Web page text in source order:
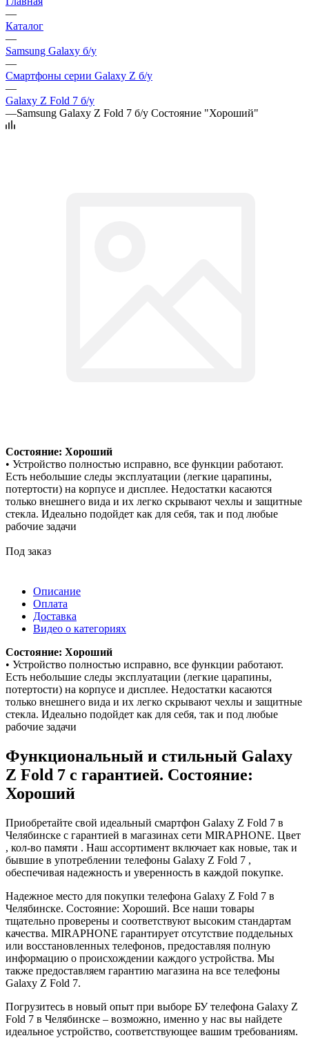
—
Каталог
—
Samsung Galaxy б/у
—
Смартфоны серии Galaxy Z б/у
—
Galaxy Z Fold 7 б/у
—Samsung Galaxy Z Fold 7 б/у Состояние "Хороший"
Состояние: Хороший
• Устройство полностью исправно, все функции работают.
Есть небольшие следы эксплуатации (легкие царапины,
потертости) на корпусе и дисплее. Недостатки касаются
только внешнего вида и их легко скрывают чехлы и защитные
стекла. Идеально подойдет как для себя, так и под любые
рабочие задачи
Под заказ
Описание
Оплата
Доставка
Видео о категориях
Состояние: Хороший
• Устройство полностью исправно, все функции работают.
Есть небольшие следы эксплуатации (легкие царапины,
потертости) на корпусе и дисплее. Недостатки касаются
только внешнего вида и их легко скрывают чехлы и защитные
стекла. Идеально подойдет как для себя, так и под любые
рабочие задачи
Функциональный и стильный Galaxy
Z Fold 7 с гарантией. Состояние:
Хороший
Приобретайте свой идеальный смартфон Galaxy Z Fold 7 в
Челябинске с гарантией в магазинах сети MIRAPHONE. Цвет
, кол-во памяти . Наш ассортимент включает как новые, так и
бывшие в употреблении телефоны Galaxy Z Fold 7 ,
обеспечивая надежность и уверенность в каждой покупке.
Надежное место для покупки телефона Galaxy Z Fold 7 в
Челябинске. Состояние: Хороший. Все наши товары
тщательно проверены и соответствуют высоким стандартам
качества. MIRAPHONE гарантирует отсутствие поддельных
или восстановленных телефонов, предоставляя полную
информацию о происхождении каждого устройства. Мы
также предоставляем гарантию магазина на все телефоны
Galaxy Z Fold 7.
Погрузитесь в новый опыт при выборе БУ телефона Galaxy Z
Fold 7 в Челябинске – возможно, именно у нас вы найдете
идеальное устройство, соответствующее вашим требованиям.